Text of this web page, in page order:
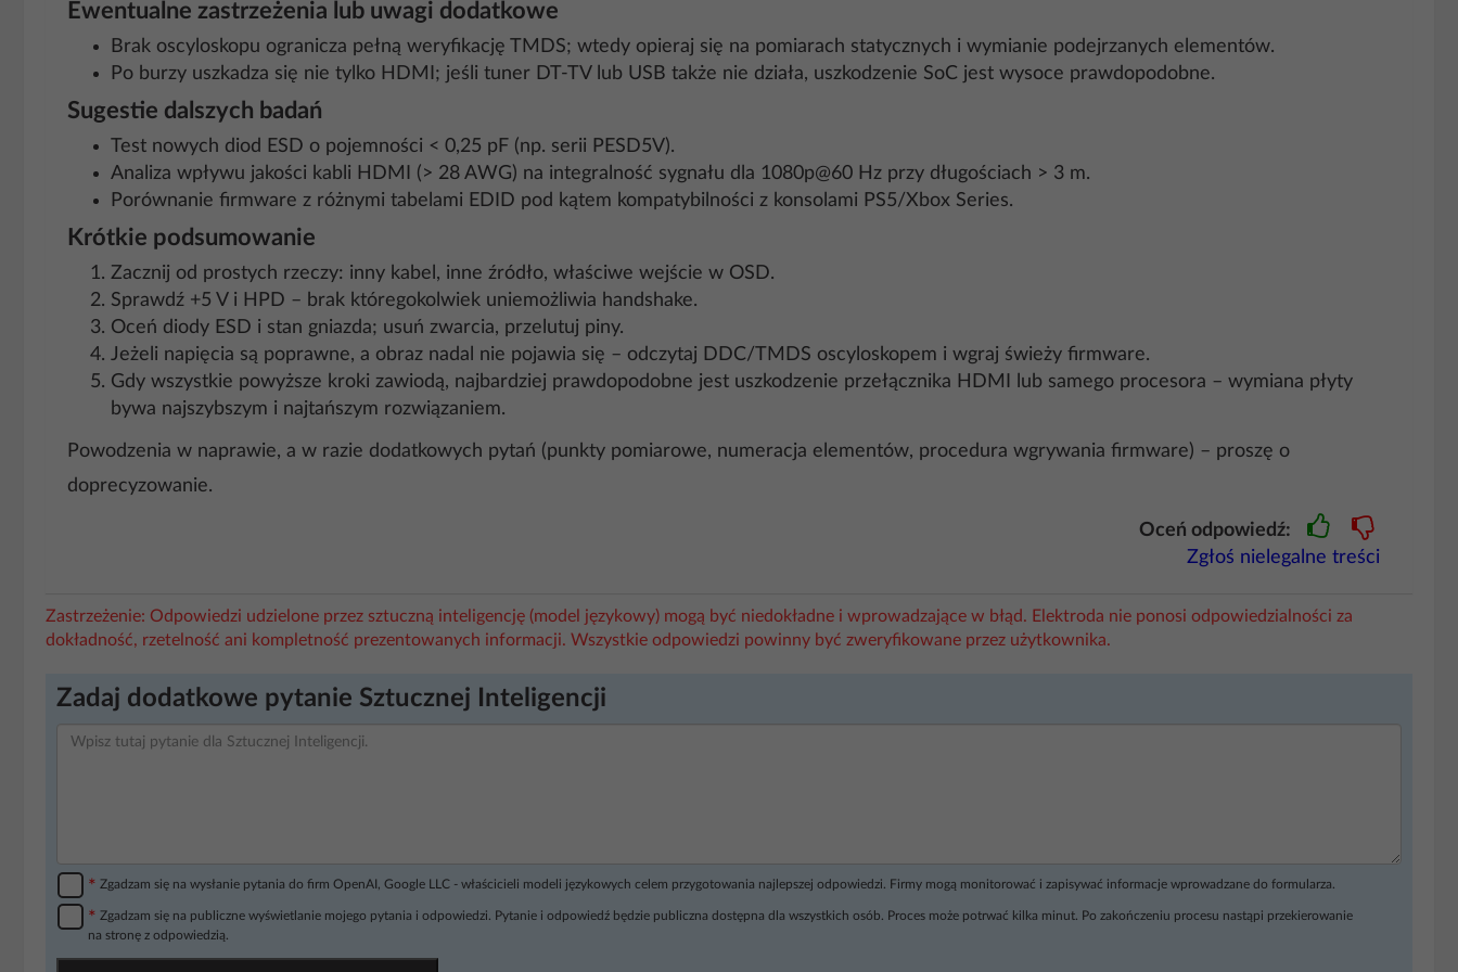
Ewentualne zastrzeżenia lub uwagi dodatkowe
Brak oscyloskopu ogranicza pełną weryfikację TMDS; wtedy opieraj się na pomiarach statycznych i wymianie podejrzanych elementów.
Po burzy uszkadza się nie tylko HDMI; jeśli tuner DT-TV lub USB także nie działa, uszkodzenie SoC jest wysoce prawdopodobne.
Sugestie dalszych badań
Test nowych diod ESD o pojemności < 0,25 pF (np. serii PESD5V).
Analiza wpływu jakości kabli HDMI (> 28 AWG) na integralność sygnału dla 1080p@60 Hz przy długościach > 3 m.
Porównanie firmware z różnymi tabelami EDID pod kątem kompatybilności z konsolami PS5/Xbox Series.
Krótkie podsumowanie
Zacznij od prostych rzeczy: inny kabel, inne źródło, właściwe wejście w OSD.
Sprawdź +5 V i HPD – brak któregokolwiek uniemożliwia handshake.
Oceń diody ESD i stan gniazda; usuń zwarcia, przelutuj piny.
Jeżeli napięcia są poprawne, a obraz nadal nie pojawia się – odczytaj DDC/TMDS oscyloskopem i wgraj świeży firmware.
Gdy wszystkie powyższe kroki zawiodą, najbardziej prawdopodobne jest uszkodzenie przełącznika HDMI lub samego procesora – wymiana płyty
bywa najszybszym i najtańszym rozwiązaniem.
Powodzenia w naprawie, a w razie dodatkowych pytań (punkty pomiarowe, numeracja elementów, procedura wgrywania firmware) – proszę o
doprecyzowanie.
Oceń odpowiedź:
Zgłoś nielegalne treści
Zastrzeżenie: Odpowiedzi udzielone przez sztuczną inteligencję (model językowy) mogą być niedokładne i wprowadzające w błąd. Elektroda nie ponosi odpowiedzialności za
dokładność, rzetelność ani kompletność prezentowanych informacji. Wszystkie odpowiedzi powinny być zweryfikowane przez użytkownika.
Zadaj dodatkowe pytanie Sztucznej Inteligencji
* Zgadzam się na wysłanie pytania do firm OpenAI, Google LLC - właścicieli modeli językowych celem przygotowania najlepszej odpowiedzi. Firmy mogą monitorować i zapisywać informacje wprowadzane do formularza.
* Zgadzam się na publiczne wyświetlanie mojego pytania i odpowiedzi. Pytanie i odpowiedź będzie publiczna dostępna dla wszystkich osób. Proces może potrwać kilka minut. Po zakończeniu procesu nastąpi przekierowanie
na stronę z odpowiedzią.